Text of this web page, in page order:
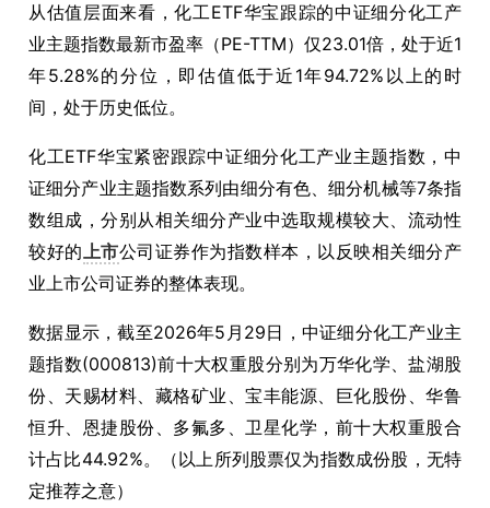
从估值层面来看，化工ETF华宝跟踪的中证细分化工产
业主题指数最新市盈率（PE-TTM）仅23.01倍，处于近1
年5.28%的分位，即估值低于近1年94.72%以上的时
间，处于历史低位。
化工ETF华宝紧密跟踪中证细分化工产业主题指数，中
证细分产业主题指数系列由细分有色、细分机械等7条指
数组成，分别从相关细分产业中选取规模较大、流动性
较好的上市公司证券作为指数样本，以反映相关细分产
业上市公司证券的整体表现。
数据显示，截至2026年5月29日，中证细分化工产业主
题指数(000813)前十大权重股分别为万华化学、盐湖股
份、天赐材料、藏格矿业、宝丰能源、巨化股份、华鲁
恒升、恩捷股份、多氟多、卫星化学，前十大权重股合
计占比44.92%。（以上所列股票仅为指数成份股，无特
定推荐之意）